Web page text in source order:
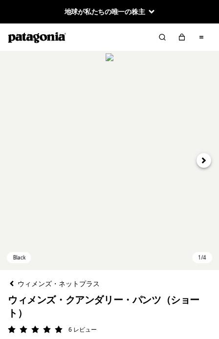
地球が私たちの唯一の株主
次へ
ウィメンズ・ネットプラス
ウィメンズ・クアンダリー・パンツ（ショー
ト）
評価: 5 / 5 6 レビュー